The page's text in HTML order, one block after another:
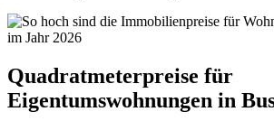
Quadratmeterpreise für
Eigentumswohnungen in